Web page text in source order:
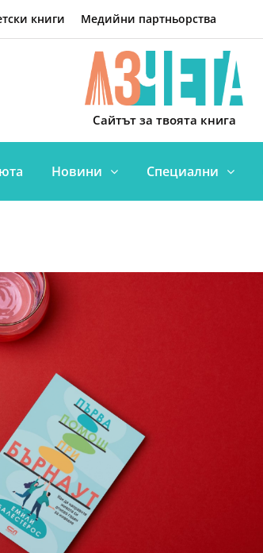
книги Медийни партньорства
Сайтът за твоята книга
Новини Специални